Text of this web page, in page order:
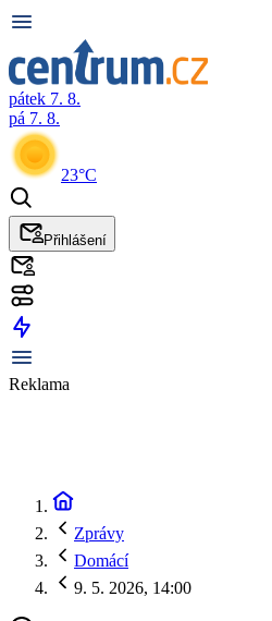
pátek 7. 8.
pá 7. 8.
23°C
Přihlášení
Reklama
Zprávy
Domácí
9. 5. 2026, 14:00